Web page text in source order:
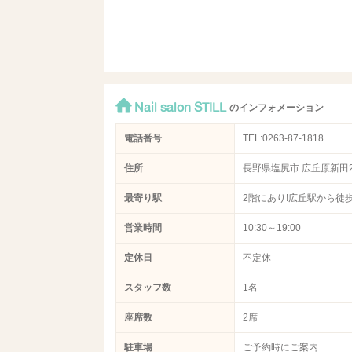
Nail salon STILL のインフォメーション
電話番号 TEL:0263-87-1818
住所 長野県塩尻市 広丘原新田
最寄り駅 2階にあり!広丘駅から徒
営業時間 10:30～19:00
定休日 不定休
スタッフ数 1名
座席数 2席
駐車場 ご予約時にご案内